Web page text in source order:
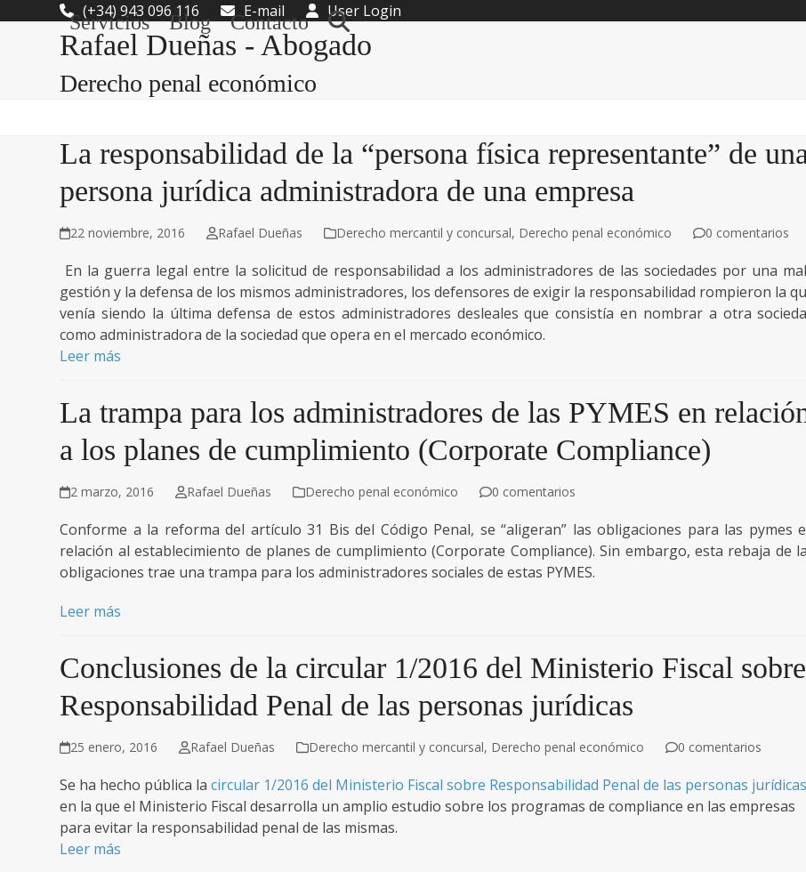
(+34) 943 096 116 E-mail User Login
Rafael Dueñas - Abogado
Servicios Blog Contacto
Derecho penal económico
La responsabilidad de la “persona física representante” de una
persona jurídica administradora de una empresa
22 noviembre, 2016 Rafael Dueñas Derecho mercantil y concursal, Derecho penal económico 0 comentarios
En la guerra legal entre la solicitud de responsabilidad a los administradores de las sociedades por una
gestión y la defensa de los mismos administradores, los defensores de exigir la responsabilidad rompieron la
venía siendo la última defensa de estos administradores desleales que consistía en nombrar a otra
como administradora de la sociedad que opera en el mercado económico.
Leer más
La trampa para los administradores de las PYMES en
a los planes de cumplimiento (Corporate Compliance)
2 marzo, 2016 Rafael Dueñas Derecho penal económico 0 comentarios
Conforme a la reforma del artículo 31 Bis del Código Penal, se “aligeran” las obligaciones para las pymes
relación al establecimiento de planes de cumplimiento (Corporate Compliance). Sin embargo, esta rebaja de
obligaciones trae una trampa para los administradores sociales de estas PYMES.
Leer más
Conclusiones de la circular 1/2016 del Ministerio Fiscal sobre
Responsabilidad Penal de las personas jurídicas
25 enero, 2016 Rafael Dueñas Derecho mercantil y concursal, Derecho penal económico 0 comentarios
Se ha hecho pública la circular 1/2016 del Ministerio Fiscal sobre Responsabilidad Penal de las personas jurídicas
en la que el Ministerio Fiscal desarrolla un amplio estudio sobre los programas de compliance en las empresas
para evitar la responsabilidad penal de las mismas.
Leer más